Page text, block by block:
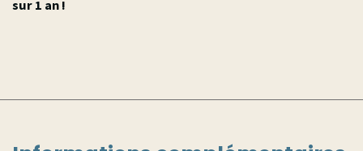
sur 1 an !